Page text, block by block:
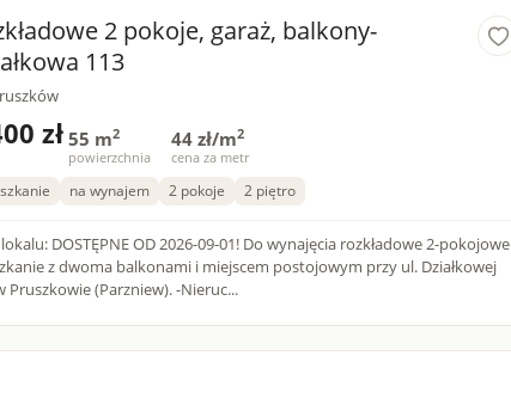
2 pokoje, garaż, balkony-
113
zł 55 m2
powierzchnia
44 zł/m2
cena za metr
na wynajem 2 pokoje 2 piętro
DOSTĘPNE OD 2026-09-01! Do wynajęcia rozkładowe 2-pokojowe
z dwoma balkonami i miejscem postojowym przy ul. Działkowej
113 w Pruszkowie (Parzniew). -Nieruc...